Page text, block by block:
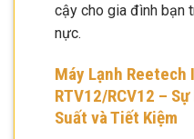
cậy cho gia đình bạn
nực.
Máy Lạnh
RTV12/RCV12 –
Suất và Tiết Kiệm